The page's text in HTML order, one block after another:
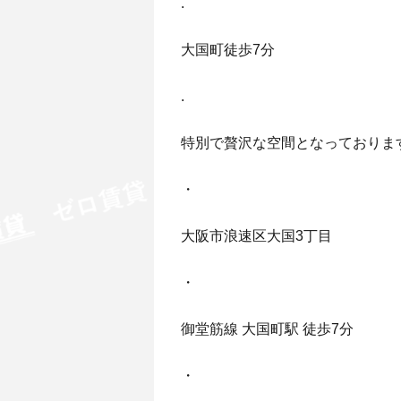
大国町徒歩7分
.
特別で贅沢な空間となっておりま
・
大阪市浪速区大国3丁目
・
御堂筋線 大国町駅 徒歩7分
・